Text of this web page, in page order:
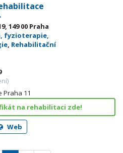
149 00 Praha
fyzioterapie,
, Rehabilitační
11
na rehabilitaci zde!
Web